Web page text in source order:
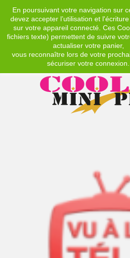
En poursuivant votre navigation sur
devez accepter l’utilisation et
sur votre appareil connecté. Ces
fichiers texte) permettent de suivre
actualiser votre panier,
vous reconnaître lors de votre
sécuriser votre connexion.
EUR